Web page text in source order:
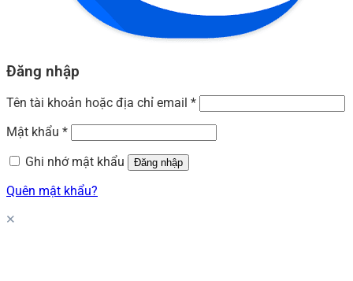
Đăng nhập
Tên tài khoản hoặc địa chỉ email *
Mật khẩu *
Ghi nhớ mật khẩu
Đăng nhập
Quên mật khẩu?